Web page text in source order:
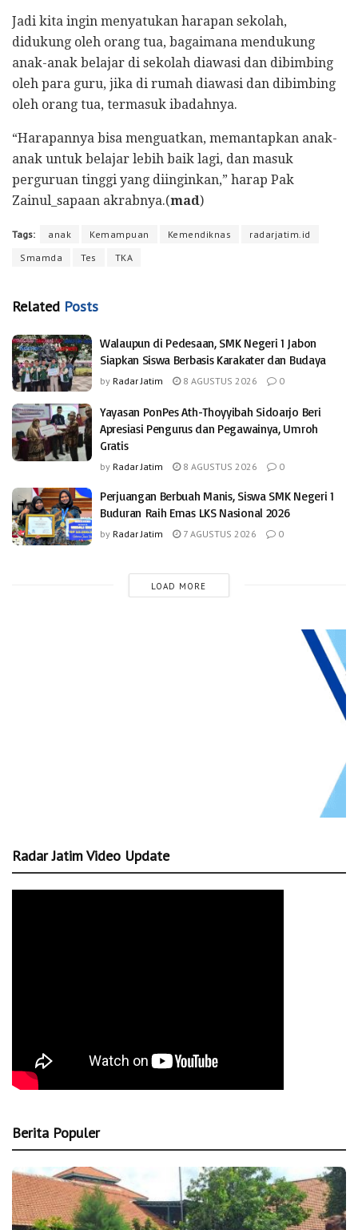
Jadi kita ingin menyatukan harapan sekolah,
didukung oleh orang tua, bagaimana mendukung
anak-anak belajar di sekolah diawasi dan dibimbing
oleh para guru, jika di rumah diawasi dan dibimbing
oleh orang tua, termasuk ibadahnya.
“Harapannya bisa menguatkan, memantapkan anak-
anak untuk belajar lebih baik lagi, dan masuk
perguruan tinggi yang diinginkan,” harap Pak
Zainul_sapaan akrabnya.(mad)
Tags: anak Kemampuan Kemendiknas
radarjatim.id
Smamda
Tes TKA
Related Posts
Walaupun di Pedesaan, SMK Negeri 1 Jabon
Siapkan Siswa Berbasis Karakater dan Budaya
by Radar Jatim 8 AGUSTUS 2026 0
Yayasan PonPes Ath-Thoyyibah Sidoarjo Beri
Apresiasi Pengurus dan Pegawainya, Umroh
Gratis
by Radar Jatim 8 AGUSTUS 2026 0
Perjuangan Berbuah Manis, Siswa SMK Negeri 1
Buduran Raih Emas LKS Nasional 2026
by Radar Jatim 7 AGUSTUS 2026 0
LOAD MORE
Radar Jatim Video Update
Berita Populer